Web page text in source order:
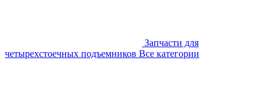
Запчасти для
четырехстоечных подъемников Все категории